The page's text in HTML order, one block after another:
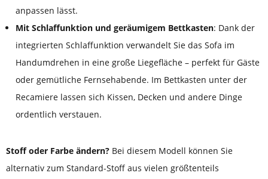
anpassen lässt.
Mit Schlaffunktion und geräumigem Bettkasten: Dank der
integrierten Schlaffunktion verwandelt Sie das Sofa im
Handumdrehen in eine große Liegefläche – perfekt für Gäste
oder gemütliche Fernsehabende. Im Bettkasten unter der
Recamiere lassen sich Kissen, Decken und andere Dinge
ordentlich verstauen.
Stoff oder Farbe ändern? Bei diesem Modell können Sie
alternativ zum Standard-Stoff aus vielen größtenteils